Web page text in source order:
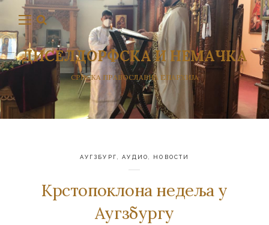
ДИСЕЛДОРФСКА И НЕМАЧКА
СРПСКА ПРАВОСЛАВНА ЕПАРХИЈА
АУГЗБУРГ ,АУДИО НОВОСТИ
Крстопоклона недеља у
Аугзбургу